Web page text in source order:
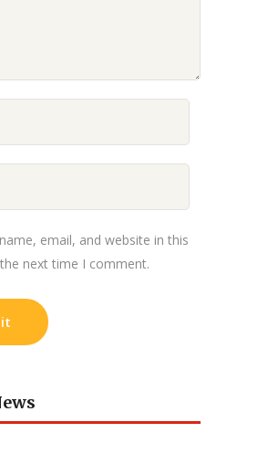
email, and website in this
next time I comment.